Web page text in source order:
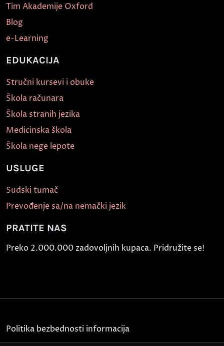
Tim Akademije Oxford
Blog
e-Learning
EDUKACIJA
Stručni kursevi i obuke
Škola računara
Škola stranih jezika
Medicinska škola
Škola nege lepote
USLUGE
Sudski tumač
Prevođenje sa/na nemački jezik
PRATITE NAS
Preko 2.000.000 zadovoljnih kupaca. Pridružite se!
Politika bezbednosti informacija